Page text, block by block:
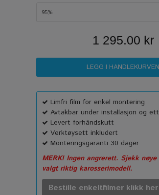
95%
1 295.00 kr
Limfri film for enkel montering
Avtakbar under installasjon og
Levert forhåndskutt
Verktøysett inkludert
Monteringsgaranti 30 dager
MERK! Ingen angrerett. Sjekk
valgt riktig karosserimodell.
Bestille enkeltfilmer klikk her